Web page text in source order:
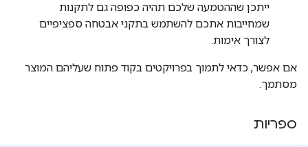
ייתכן שההטמעה שלכם תהיה כפופה גם לתקנות
שמחייבות אתכם להשתמש בתקני אבטחה ספציפיים
לצורך אימות.
אם אפשר, כדאי לתמוך בפרויקטים בקוד פתוח שעליהם המוצר
מסתמך.
ספריות